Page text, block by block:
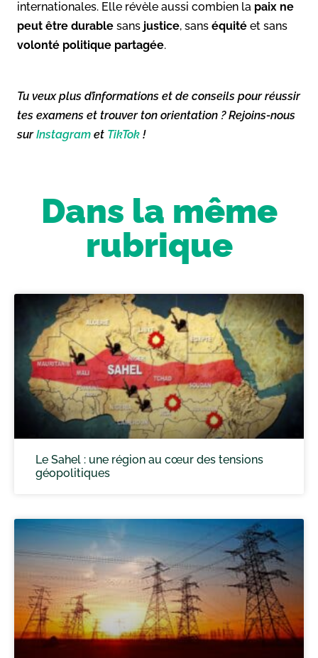
internationales. Elle révèle aussi combien la paix ne
peut être durable sans justice, sans équité et sans
volonté politique partagée.
Tu veux plus d’informations et de conseils pour réussir
tes examens et trouver ton orientation ? Rejoins-nous
surInstagram et TikTok !
Dans la même
rubrique
Le Sahel : une région au cœur des tensions
géopolitiques